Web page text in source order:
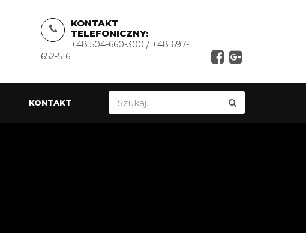
KONTAKT
TELEFONICZNY:
+48 504-660-300 / +48 697-
652-516
KONTAKT